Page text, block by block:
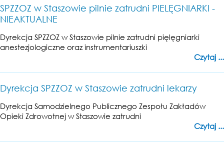
SPZZOZ w Staszowie pilnie zatrudni PIELĘGNIARKI -
NIEAKTUALNE
Dyrekcja SPZZOZ w Staszowie pilnie zatrudni pięlęgniarki
anestezjologiczne oraz instrumentariuszki
Czytaj ...
Dyrekcja SPZZOZ w Staszowie zatrudni lekarzy
Dyrekcja Samodzielnego Publicznego Zespołu Zakładów
Opieki Zdrowotnej w Staszowie zatrudni
Czytaj ...